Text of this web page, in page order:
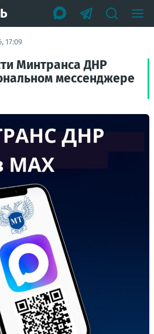
17:09
Минтранса ДНР
мессенджере